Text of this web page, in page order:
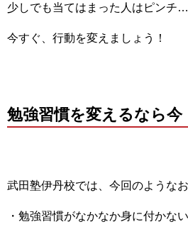
少しでも当てはまった人はピンチ…
今すぐ、行動を変えましょう！
勉強習慣を変えるなら今
武田塾伊丹校では、今回のような
・勉強習慣がなかなか身に付かない